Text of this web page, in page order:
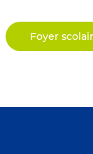
Foyer